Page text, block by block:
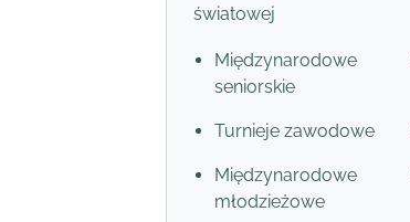
światowej
Międzynarodowe
seniorskie
Turnieje zawodowe
Międzynarodowe
młodzieżowe